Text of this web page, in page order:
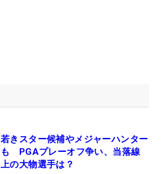
若きスター候補やメジャーハンター
も PGAプレーオフ争い、当落線
上の大物選手は？